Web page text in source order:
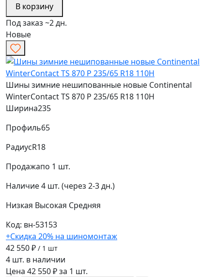
В корзину
Под заказ ~2 дн.
Новые
Шины зимние нешипованные новые Continental
WinterContact TS 870 P 235/65 R18 110H
Ширина235
Профиль65
РадиусR18
Продажапо 1 шт.
Наличие4 шт. (через 2-3 дн.)
Низкая Высокая Средняя
Код: вн-53153
+Скидка 20% на шиномонтаж
42 550 ₽ / 1 шт
4 шт. в наличии
Цена 42 550 ₽ за 1 шт.